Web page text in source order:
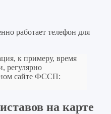
работает телефон для
к примеру, время
регулярно
сайте ФССП:
на карте